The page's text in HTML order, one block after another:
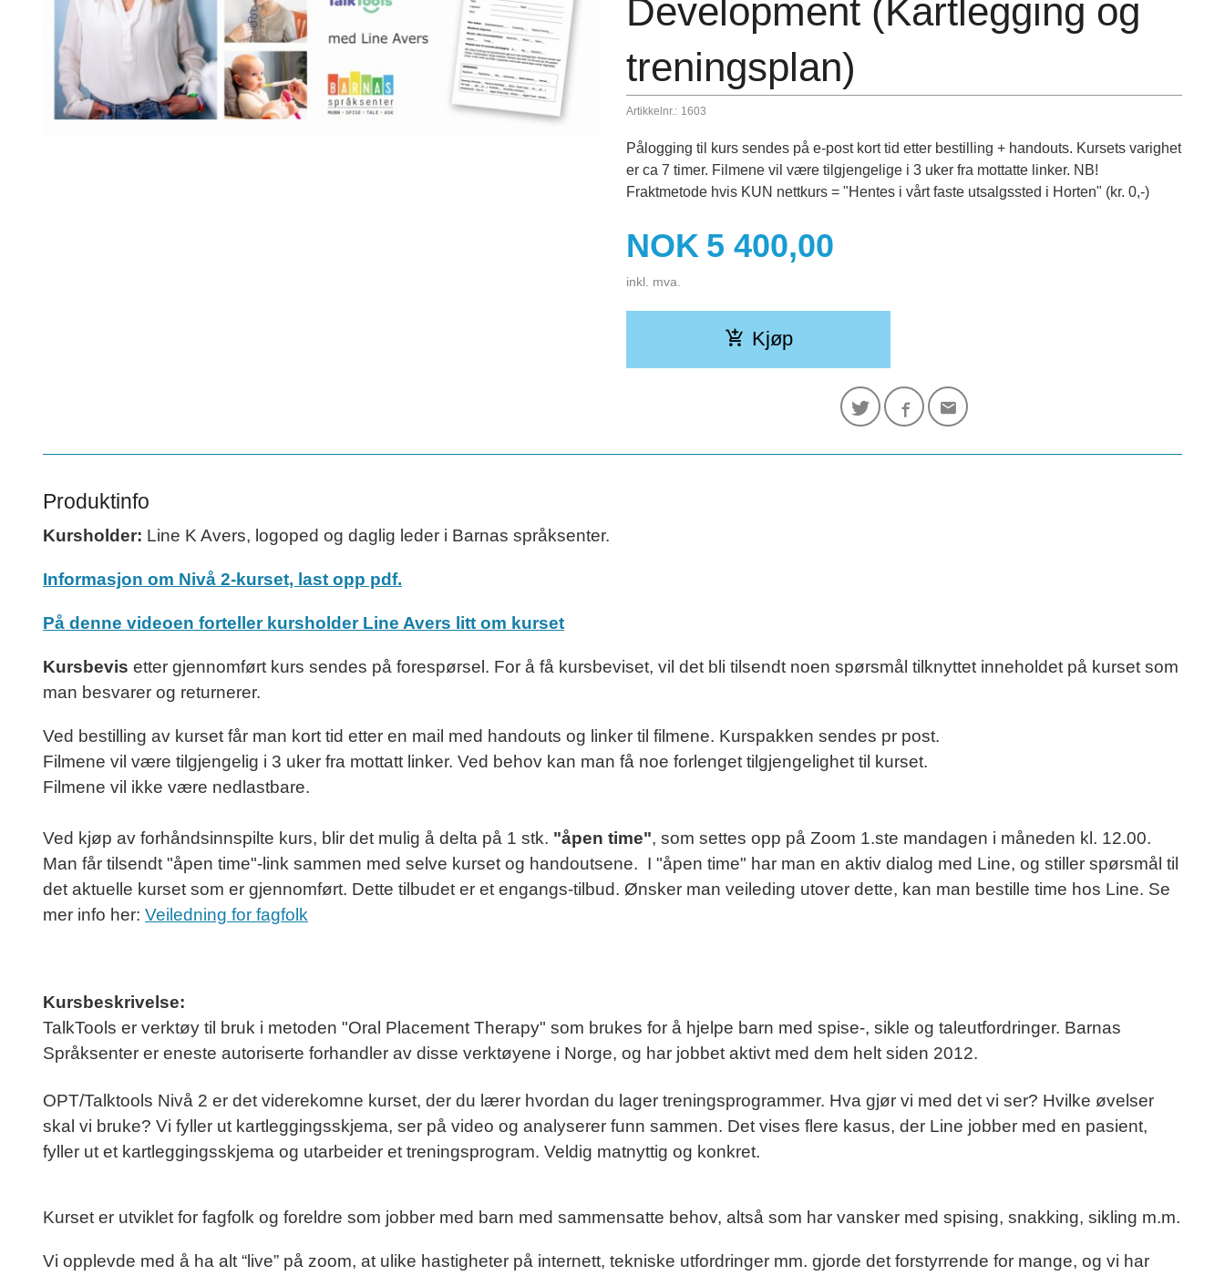
Development (Kartlegging og
treningsplan)
Artikkelnr.: 1603
Pålogging til kurs sendes på e-post kort tid etter bestilling + handouts. Kursets varighet
er ca 7 timer. Filmene vil være tilgjengelige i 3 uker fra mottatte linker. NB!
Fraktmetode hvis KUN nettkurs = "Hentes i vårt faste utsalgssted i Horten" (kr. 0,-)
Pris
NOK 5 400,00
inkl. mva.
Kjøp
Produktinfo
Kursholder: Line K Avers, logoped og daglig leder i Barnas språksenter.
Informasjon om Nivå 2-kurset, last opp pdf.
På denne videoen forteller kursholder Line Avers litt om kurset
Kursbevis etter gjennomført kurs sendes på forespørsel. For å få kursbeviset, vil det bli tilsendt noen spørsmål tilknyttet inneholdet på kurset som
man besvarer og returnerer.
Ved bestilling av kurset får man kort tid etter en mail med handouts og linker til filmene. Kurspakken sendes pr post.
Filmene vil være tilgjengelig i 3 uker fra mottatt linker. Ved behov kan man få noe forlenget tilgjengelighet til kurset.
Filmene vil ikke være nedlastbare.
Ved kjøp av forhåndsinnspilte kurs, blir det mulig å delta på 1 stk. "åpen time", som settes opp på Zoom 1.ste mandagen i måneden kl. 12.00.
Man får tilsendt "åpen time"-link sammen med selve kurset og handoutsene. I "åpen time" har man en aktiv dialog med Line, og stiller spørsmål til
det aktuelle kurset som er gjennomført. Dette tilbudet er et engangs-tilbud. Ønsker man veileding utover dette, kan man bestille time hos Line. Se
mer info her: Veiledning for fagfolk
Kursbeskrivelse:
TalkTools er verktøy til bruk i metoden "Oral Placement Therapy" som brukes for å hjelpe barn med spise-, sikle og taleutfordringer. Barnas
Språksenter er eneste autoriserte forhandler av disse verktøyene i Norge, og har jobbet aktivt med dem helt siden 2012.
OPT/Talktools Nivå 2 er det viderekomne kurset, der du lærer hvordan du lager treningsprogrammer. Hva gjør vi med det vi ser? Hvilke øvelser
skal vi bruke? Vi fyller ut kartleggingsskjema, ser på video og analyserer funn sammen. Det vises flere kasus, der Line jobber med en pasient,
fyller ut et kartleggingsskjema og utarbeider et treningsprogram. Veldig matnyttig og konkret.
Kurset er utviklet for fagfolk og foreldre som jobber med barn med sammensatte behov, altså som har vansker med spising, snakking, sikling m.m.
Vi opplevde med å ha alt “live” på zoom, at ulike hastigheter på internett, tekniske utfordringer mm. gjorde det forstyrrende for mange, og vi har